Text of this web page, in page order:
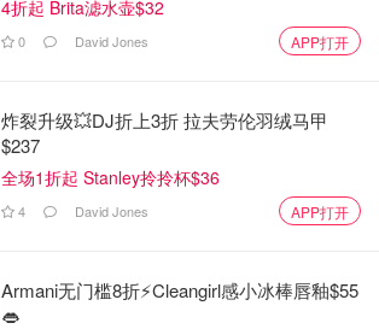
4折起 Brita滤水壶$32
0 David Jones APP打开
炸裂升级💥DJ折上3折 拉夫劳伦羽绒马甲
$237
全场1折起 Stanley拎拎杯$36
4 David Jones APP打开
Armani无门槛8折⚡️Cleangirl感小冰棒唇釉$55
👄